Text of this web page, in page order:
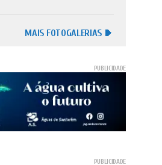
MAIS FOTOGALERIAS